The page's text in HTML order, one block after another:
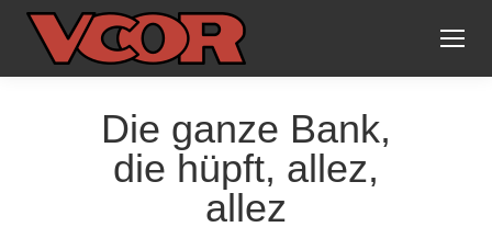
Die ganze Bank,
die hüpft, allez,
allez